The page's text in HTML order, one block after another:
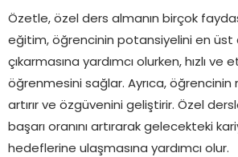
Özetle, özel ders almanın birçok
eğitim, öğrencinin potansiyelini en üst
çıkarmasına yardımcı olurken, hızlı ve
öğrenmesini sağlar. Ayrıca,
artırır ve özgüvenini geliştirir. Özel
başarı oranını artırarak gelecekteki
hedeflerine ulaşmasına yardımcı olur.